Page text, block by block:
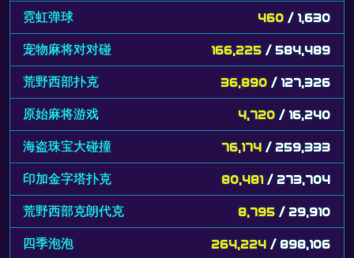
霓虹弹球 460 / 1,630
宠物麻将对对碰 166,225 / 584,489
荒野西部扑克 36,890 / 127,326
原始麻将游戏 4,720 / 16,240
海盗珠宝大碰撞 76,174 / 259,333
印加金字塔扑克 80,481 / 273,704
荒野西部克朗代克 8,795 / 29,910
四季泡泡 264,224 / 898,106